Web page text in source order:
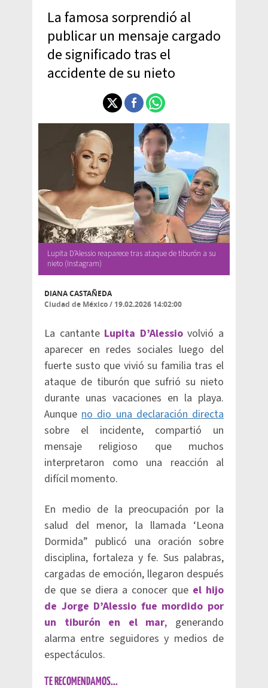
La famosa sorprendió al
publicar un mensaje cargado
de significado tras el
accidente de su nieto
Lupita D’Alessio reaparece tras ataque de tiburón a su
nieto (Instagram)
DIANA CASTAÑEDA
Ciudad de México/ 19.02.2026 14:02:00
La cantante Lupita D’Alessiovolvió a
aparecer en redes sociales luego del
fuerte susto que vivió su familia tras el
ataque de tiburón que sufrió su nieto
durante unas vacaciones en la playa.
Aunqueno dio una declaración directa
sobre el incidente, compartió un
mensaje religioso que muchos
interpretaron como una reacción al
difícil momento.
En medio de la preocupación por la
salud del menor, la llamada ‘Leona
Dormida” publicó una oración sobre
disciplina, fortaleza y fe. Sus palabras,
cargadas de emoción, llegaron después
de que se diera a conocer que el hijo
de Jorge D’Alessio fue mordido por
un tiburón en el mar, generando
alarma entre seguidores y medios de
espectáculos.
TE RECOMENDAMOS...